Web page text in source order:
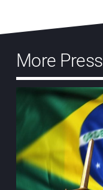
More Press